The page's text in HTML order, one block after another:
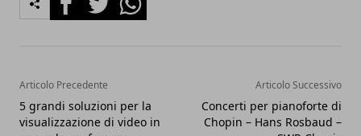
Articolo Precedente
5 grandi soluzioni per la
visualizzazione di video in
Articolo Successivo
Concerti per pianoforte di
Chopin – Hans Rosbaud –